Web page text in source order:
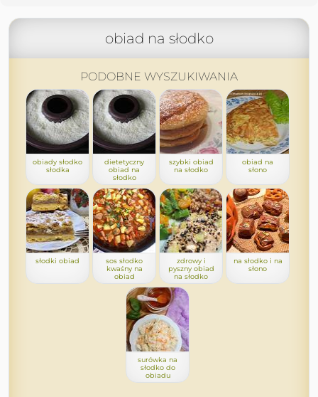
obiad na słodko
PODOBNE WYSZUKIWANIA
obiady słodko
słodka
dietetyczny
obiad na
słodko
szybki obiad
na słodko
obiad na
słono
słodki obiad
sos słodko
kwaśny na
obiad
zdrowy i
pyszny obiad
na słodko
na słodko i na
słono
surówka na
słodko do
obiadu